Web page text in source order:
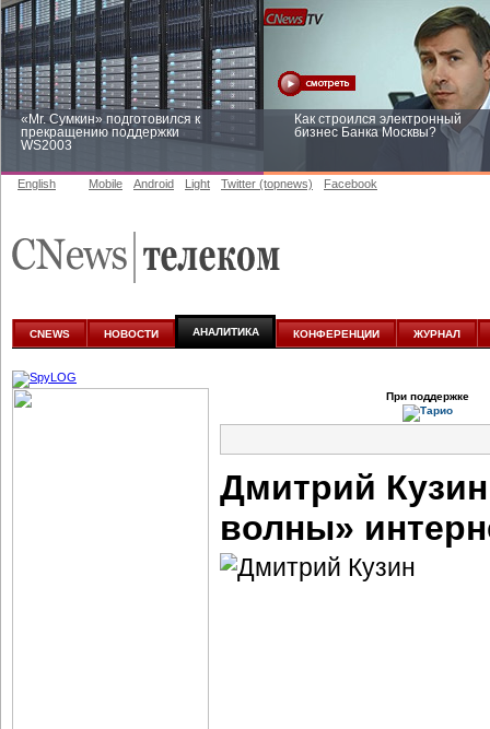
«Mr. Сумкин» подготовился к
прекращению поддержки
WS2003
Как строился электронный
бизнес Банка Москвы?
аналитике
English Mobile Android Light Twitter (topnews) Facebook
CNEWS НОВОСТИ АНАЛИТИКА КОНФЕРЕНЦИИ ЖУРНАЛ
При поддержке
Дмитрий
волны»